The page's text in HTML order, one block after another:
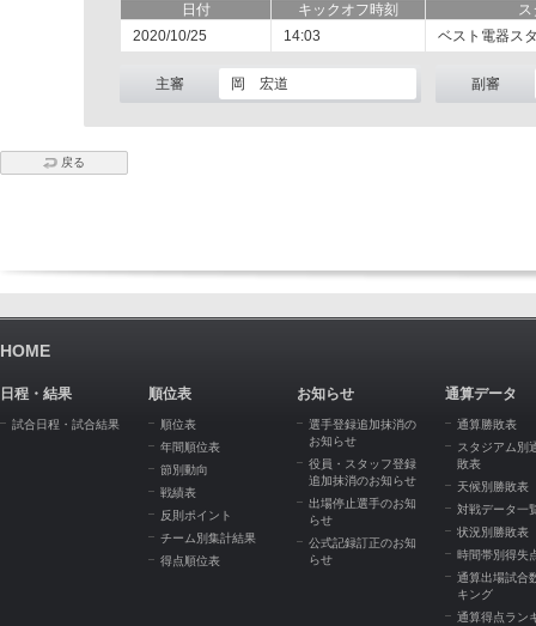
日付 キックオフ時刻
ス
2020/10/25
14:03 ベスト電器ス
主審 岡 宏道 副審
戻る
HOME
日程・結果
試合日程・試合結果
順位表
順位表
年間順位表
節別動向
戦績表
反則ポイント
チーム別集計結果
得点順位表
お知らせ
選手登録追加抹消の
お知らせ
役員・スタッフ登録
追加抹消のお知らせ
出場停止選手のお知
らせ
公式記録訂正のお知
らせ
通算データ
通算勝敗表
スタジアム別
敗表
天候別勝敗表
対戦データ一
状況別勝敗表
時間帯別得失
通算出場試合
キング
通算得点ラン